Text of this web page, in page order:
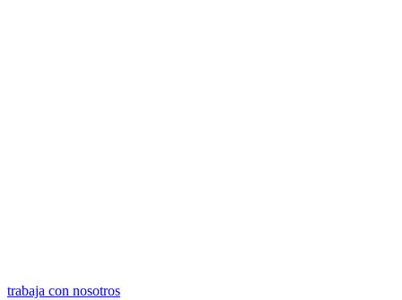
trabaja con nosotros